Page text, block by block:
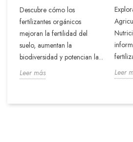
Descubre cómo los
fertilizantes orgánicos
mejoran la fertilidad del
suelo, aumentan la
biodiversidad y potencian la...
Leer más
Leer